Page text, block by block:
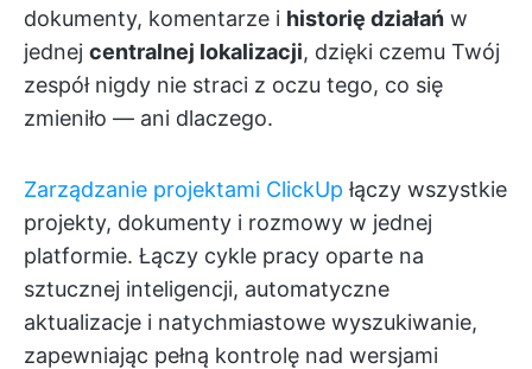
dokumenty, komentarze i historię działań w
jednej centralnej lokalizacji, dzięki czemu Twój
zespół nigdy nie straci z oczu tego, co się
zmieniło — ani dlaczego.
Zarządzanie projektami ClickUp łączy wszystkie
projekty, dokumenty i rozmowy w jednej
platformie. Łączy cykle pracy oparte na
sztucznej inteligencji, automatyczne
aktualizacje i natychmiastowe wyszukiwanie,
zapewniając pełną kontrolę nad wersjami